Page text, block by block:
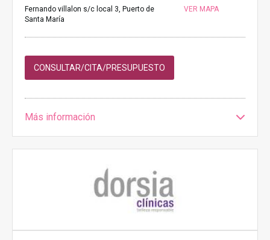
Fernando villalon s/c local 3, Puerto de
Santa María
VER MAPA
CONSULTAR/CITA/PRESUPUESTO
Más información